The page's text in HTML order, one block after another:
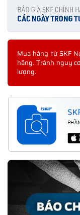
Mua hàng từ SKF
hãng. Tránh nguy
lượng.